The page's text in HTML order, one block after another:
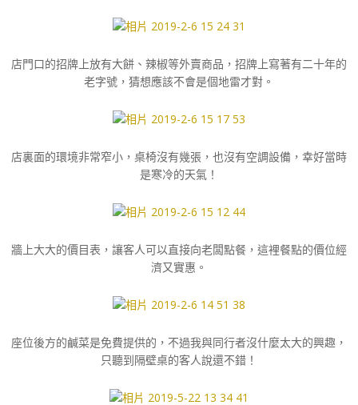
店門口的招牌上放有大餅、辣椒等外賣商品，招牌上寫著有二十年的
老字號，猜想應該不會是個地雷才對。
店裏面的環境非常窄小，桌椅沒有幾張，也沒有空調設備，幸好當時
是寒冷的天氣！
牆上大大的價目表，讓客人可以直接向老闆點餐，這裡餐點的價位經
濟又實惠。
座位後方的鹹菜是免費提供的，不過我與同行者沒什麼太大的興趣，
只聽到隔壁桌的客人說還不錯！